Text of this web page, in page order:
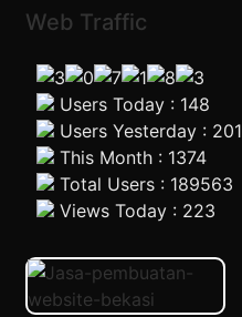
Web Traffic
Users Today : 148
Users Yesterday : 201
This Month : 1374
Total Users : 189563
Views Today : 223